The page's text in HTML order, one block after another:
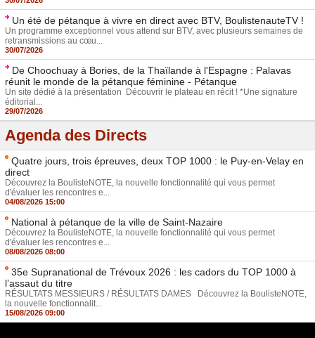
Un été de pétanque à vivre en direct avec BTV, BoulistenauteTV !
Un programme exceptionnel vous attend sur BTV, avec plusieurs semaines de
retransmissions au cœu...
30/07/2026
De Choochuay à Bories, de la Thaïlande à l'Espagne : Palavas
réunit le monde de la pétanque féminine - Pétanque
Un site dédié à la présentation Découvrir le plateau en récit ! *Une signature
éditorial...
29/07/2026
Agenda des Directs
Quatre jours, trois épreuves, deux TOP 1000 : le Puy-en-Velay en
direct
Découvrez la BoulisteNOTE, la nouvelle fonctionnalité qui vous permet
d'évaluer les rencontres e...
04/08/2026 15:00
National à pétanque de la ville de Saint-Nazaire
Découvrez la BoulisteNOTE, la nouvelle fonctionnalité qui vous permet
d'évaluer les rencontres e...
08/08/2026 08:00
35e Supranational de Trévoux 2026 : les cadors du TOP 1000 à
l’assaut du titre
RÉSULTATS MESSIEURS / RÉSULTATS DAMES Découvrez la BoulisteNOTE,
la nouvelle fonctionnalit...
15/08/2026 09:00